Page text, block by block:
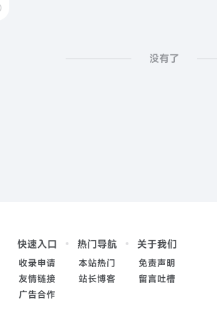
没有了
快速入口
收录申请
友情链接
广告合作
热门导航
本站热门
站长博客
关于我们
免责声明
留言吐槽